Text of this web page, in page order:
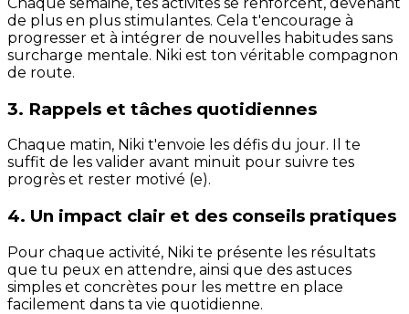
de plus en plus stimulantes. Cela t'encourage à
progresser et à intégrer de nouvelles habitudes sans
surcharge mentale. Niki est ton véritable compagnon
de route.
3. Rappels et tâches quotidiennes
Chaque matin, Niki t'envoie les défis du jour. Il te
suffit de les valider avant minuit pour suivre tes
progrès et rester motivé (e).
4. Un impact clair et des conseils pratiques
Pour chaque activité, Niki te présente les résultats
que tu peux en attendre, ainsi que des astuces
simples et concrètes pour les mettre en place
facilement dans ta vie quotidienne.